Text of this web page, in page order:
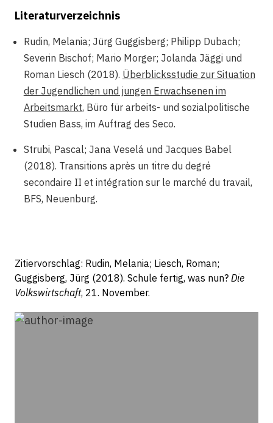
Literaturverzeichnis
Rudin, Melania; Jürg Guggisberg; Philipp Dubach;
Severin Bischof; Mario Morger; Jolanda Jäggi und
Roman Liesch (2018). Überblicksstudie zur Situation
der Jugendlichen und jungen Erwachsenen im
Arbeitsmarkt, Büro für arbeits- und sozialpolitische
Studien Bass, im Auftrag des Seco.
Strubi, Pascal; Jana Veselá und Jacques Babel
(2018). Transitions après un titre du degré
secondaire II et intégration sur le marché du travail,
BFS, Neuenburg.
Zitiervorschlag: Rudin, Melania; Liesch, Roman;
Guggisberg, Jürg (2018). Schule fertig, was nun? Die
Volkswirtschaft, 21. November.